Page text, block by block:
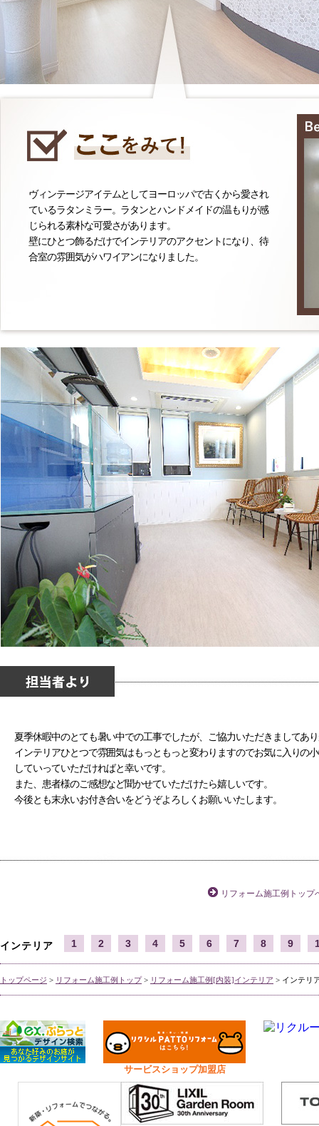
ヴィンテージアイテムとしてヨーロッパで古くから愛され
ているラタンミラー。ラタンとハンドメイドの温もりが感
じられる素朴な可愛さがあります。
壁にひとつ飾るだけでインテリアのアクセントになり、待
合室の雰囲気がハワイアンになりました。
夏季休暇中のとても暑い中での工事でしたが、ご協力いただきましてあ
インテリアひとつで雰囲気はもっともっと変わりますのでお気に入りの
していっていただければと幸いです。
また、患者様のご感想など聞かせていただけたら嬉しいです。
今後とも末永いお付き合いをどうぞよろしくお願いいたします。
リフォーム施工例トップ
インテリア 1 2 3 4 5 6 7 8 9
トップページ > リフォーム施工例トップ> リフォーム施工例[内装]インテリア > インテリ
サービスショップ加盟店